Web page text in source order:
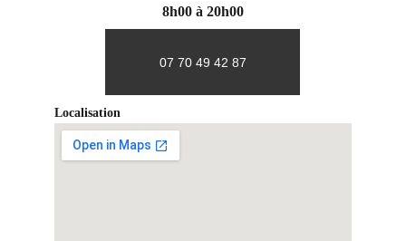
07 70 49 42 87
Localisation
8h00 à 20h00